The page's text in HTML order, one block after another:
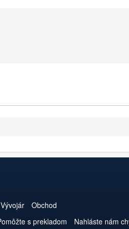
Vývojár
Obchod
s prekladom Nahláste nám